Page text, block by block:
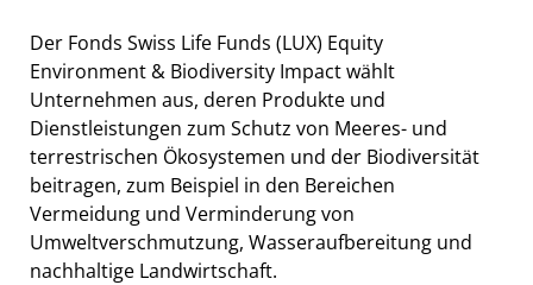
Der Fonds Swiss Life Funds (LUX) Equity
Environment & Biodiversity Impact wählt
Unternehmen aus, deren Produkte und
Dienstleistungen zum Schutz von Meeres- und
terrestrischen Ökosystemen und der Biodiversität
beitragen, zum Beispiel in den Bereichen
Vermeidung und Verminderung von
Umweltverschmutzung, Wasseraufbereitung und
nachhaltige Landwirtschaft.